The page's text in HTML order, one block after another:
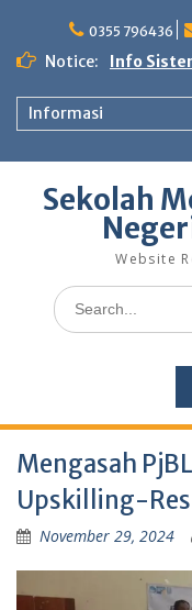
content
0355 796436
Notice: Info
Informasi
Sekolah
Website
Search
for:
Mengasah
Upskilling-
November 29, 2024